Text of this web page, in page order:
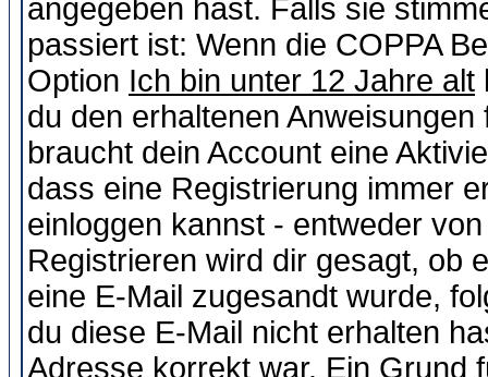
angegeben hast. Falls sie
passiert ist: Wenn die COPPA
Option Ich bin unter 12 Jahre alt
du den erhaltenen
braucht dein Account eine
dass eine Registrierung immer
einloggen kannst - entweder
Registrieren wird dir gesagt, ob
eine E-Mail zugesandt wurde,
du diese E-Mail nicht erhalten
Adresse korrekt war. Ein Grund